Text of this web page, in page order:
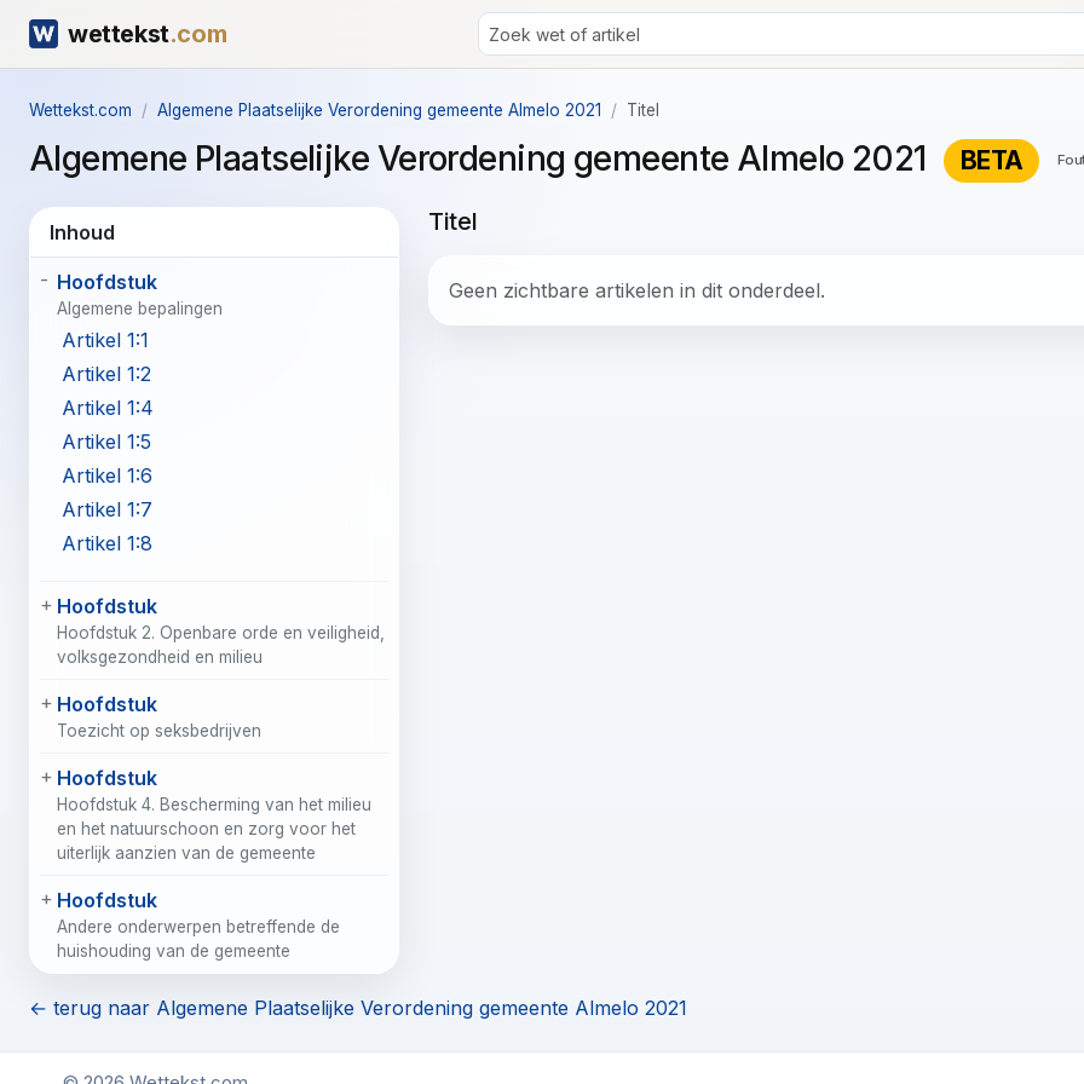
wettekst.com
Wettekst.com Algemene Plaatselijke Verordening gemeente Almelo 2021 Titel
Algemene Plaatselijke Verordening gemeente Almelo 2021 BETA
Inhoud
Hoofdstuk
Algemene bepalingen
Artikel 1:1
Artikel 1:2
Artikel 1:4
Artikel 1:5
Artikel 1:6
Artikel 1:7
Artikel 1:8
Hoofdstuk
Hoofdstuk 2. Openbare orde en veiligheid,
volksgezondheid en milieu
Hoofdstuk
Toezicht op seksbedrijven
Hoofdstuk
Hoofdstuk 4. Bescherming van het milieu
en het natuurschoon en zorg voor het
uiterlijk aanzien van de gemeente
Hoofdstuk
Andere onderwerpen betreffende de
huishouding van de gemeente
Titel
Geen zichtbare artikelen in dit onderdeel.
← terug naar Algemene Plaatselijke Verordening gemeente Almelo 2021